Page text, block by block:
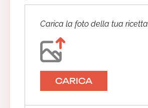
Carica la foto della tua ricetta
CARICA